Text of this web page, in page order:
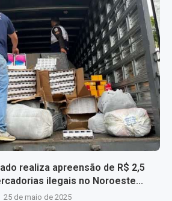
realiza apreensão de R$ 2,5
ilegais no Noroeste...
25 de maio de 2025